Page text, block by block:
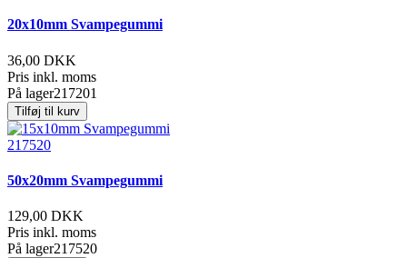
20x10mm Svampegummi
36,00 DKK
Pris inkl. moms
På lager217201
Tilføj til kurv
217520
50x20mm Svampegummi
129,00 DKK
Pris inkl. moms
På lager217520